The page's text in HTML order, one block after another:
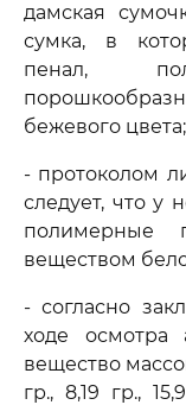
дамская
сумка, в
пенал,
бежевого цвета;
- протоколом
следует, что у
полимерные
веществом
- согласно
ходе осмотра
вещество
гр., 8,19 гр.,